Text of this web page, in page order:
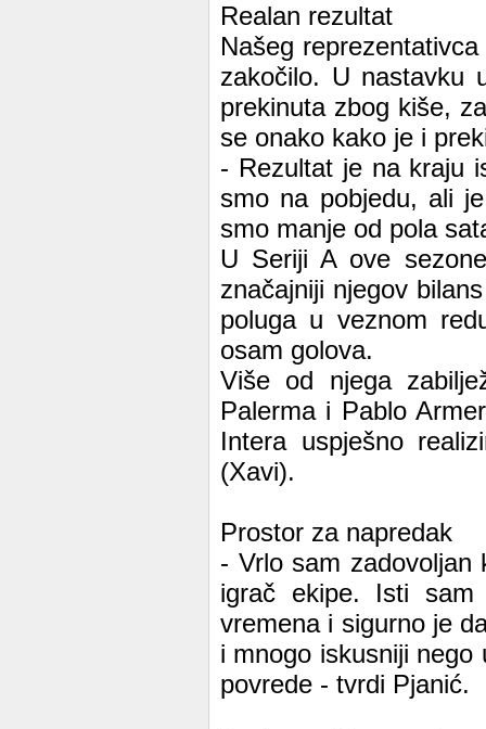
Realan rezultat
Našeg
zakočilo. U nastavku
prekinuta zbog kiše,
se onako kako je i
- Rezultat je na kraju
smo na pobjedu, ali
smo manje od pola
U Seriji A ove
značajniji njegov
poluga u veznom
osam golova.
Više od njega
Palerma i Pablo
Intera uspješno
(Xavi).
Prostor za napredak
- Vrlo sam zadovoljan
igrač ekipe. Isti
vremena i sigurno je
i mnogo iskusniji
povrede - tvrdi Pjanić.